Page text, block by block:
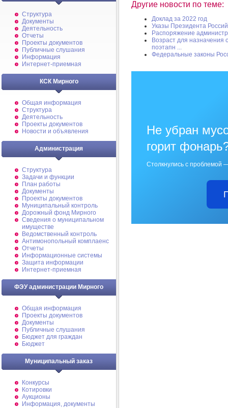
Структура
Документы
Деятельность
Отчеты
Проекты документов
Публичные слушания
Информация
Интернет-приемная
КСК Мирного
Общая информация
Структура
Деятельность
Проекты документов
Новости и объявления
Администрация
Структура
Задачи и функции
План работы
Документы
Проекты документов
Муниципальный контроль
Дорожный фонд Мирного
Cведения о муниципальном
имуществе
Ведомственный контроль
Антимонопольный комплаенс
Отчеты
Информационные системы
Защита информации
Интернет-приемная
ФЭУ администрации Мирного
Общая информация
Проекты документов
Документы
Публичные слушания
Бюджет для граждан
Бюджет
Муниципальный заказ
Конкурсы
Котировки
Аукционы
Информация, документы
Другие новости по теме:
Доклад за 2022 год
Указы Президента
Распоряжение
Возраст для назначения
поэтапн ...
Федеральные законы
Не убран
горит
Столкнулись с проблемой